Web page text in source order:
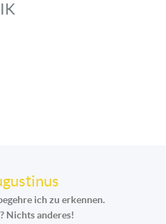
ich zu erkennen.
Nichts anderes!